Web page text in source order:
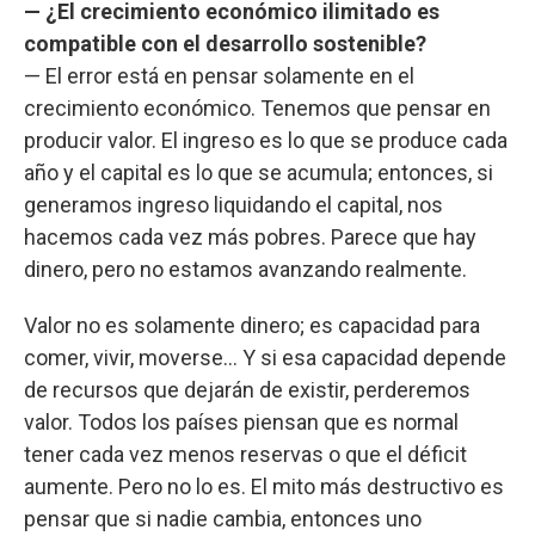
— ¿El crecimiento económico ilimitado es
compatible con el desarrollo sostenible?
— El error está en pensar solamente en el
crecimiento económico. Tenemos que pensar en
producir valor. El ingreso es lo que se produce cada
año y el capital es lo que se acumula; entonces, si
generamos ingreso liquidando el capital, nos
hacemos cada vez más pobres. Parece que hay
dinero, pero no estamos avanzando realmente.
Valor no es solamente dinero; es capacidad para
comer, vivir, moverse… Y si esa capacidad depende
de recursos que dejarán de existir, perderemos
valor. Todos los países piensan que es normal
tener cada vez menos reservas o que el déficit
aumente. Pero no lo es. El mito más destructivo es
pensar que si nadie cambia, entonces uno